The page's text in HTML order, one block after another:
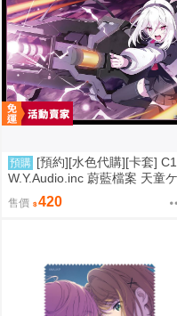
預購 [預約][水色代購][卡套]
W.Y.Audio.inc 蔚藍檔案 天童
售價 420